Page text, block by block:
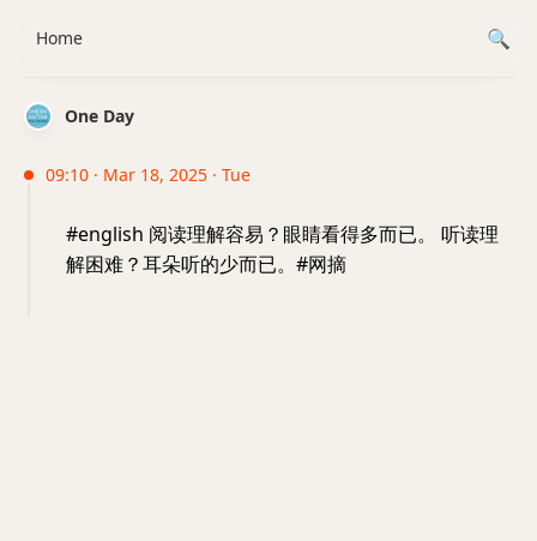
One Day
09:10 · Mar 18, 2025 · Tue
#english 阅读理解容易？眼睛看得多而已。 听读理
解困难？耳朵听的少而已。#网摘
Home